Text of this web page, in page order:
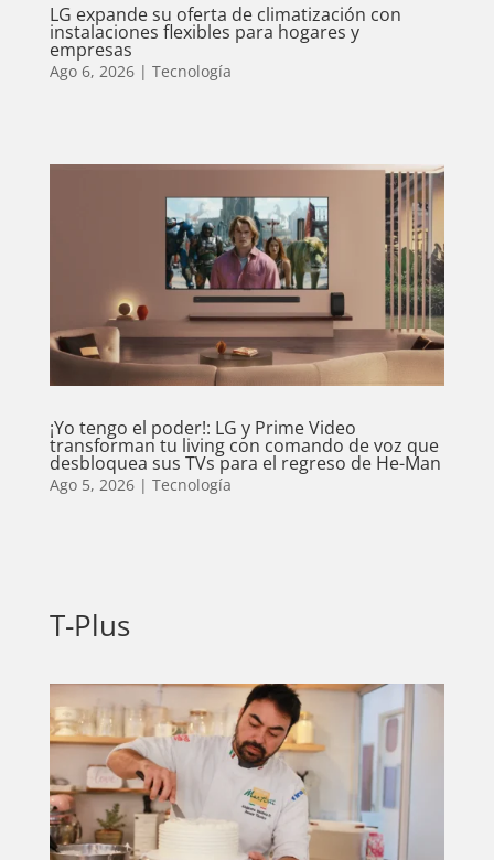
LG expande su oferta de climatización con
instalaciones flexibles para hogares y
empresas
Ago 6, 2026| Tecnología
¡Yo tengo el poder!: LG y Prime Video
transforman tu living con comando de voz que
desbloquea sus TVs para el regreso de He-Man
Ago 5, 2026| Tecnología
T-Plus